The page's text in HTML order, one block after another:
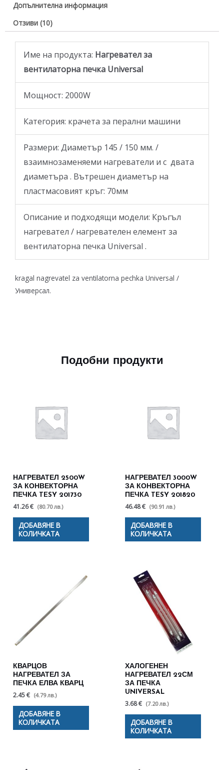
Допълнителна информация
Отзиви (10)
Име на продукта: Нагревател за
вентилаторна печка Universal
Moщност: 2000W
Категория: крачета за перални машини
Размери: Диаметър 145 / 150 мм. /
взаимнозаменяеми нагреватели и с двата
диаметъра . Вътрешен диаметър на
пластмасовият кръг: 70мм
Описание и подходящи модели: Кръгъл
нагревател / нагревателен елемент за
вентилаторна печка Universal .
kragal nagrevatel za ventilatorna pechka Universal /
Универсал.
Подобни продукти
НАГРЕВАТЕЛ 2500W
ЗА КОНВЕКТОРНА
ПЕЧКА TESY 201730
41.26 € (80.70 лв.)
ДОБАВЯНЕ В
КОЛИЧКАТА
НАГРЕВАТЕЛ 3000W
ЗА КОНВЕКТОРНА
ПЕЧКА TESY 201820
46.48 € (90.91 лв.)
ДОБАВЯНЕ В
КОЛИЧКАТА
КВАРЦОВ
НАГРЕВАТЕЛ ЗА
ПЕЧКА ЕЛВА КВАРЦ
2.45 € (4.79 лв.)
ДОБАВЯНЕ В
КОЛИЧКАТА
ХАЛОГЕНЕН
НАГРЕВАТЕЛ 22СМ
ЗА ПЕЧКА
UNIVERSAL
3.68 € (7.20 лв.)
ДОБАВЯНЕ В
КОЛИЧКАТА